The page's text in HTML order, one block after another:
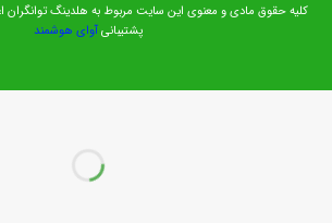
کلیه حقوق مادی و معنوی این سایت مربوط به هلدینگ توانگران
پشتیبانیآوای هوشمند